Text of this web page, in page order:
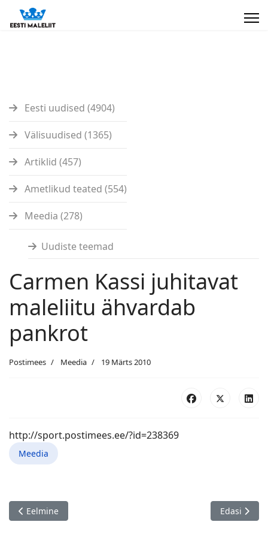
Eesti uudised (4904)
Välisuudised (1365)
Artiklid (457)
Ametlikud teated (554)
Meedia (278)
Uudiste teemad
Carmen Kassi juhitavat
maleliitu ähvardab
pankrot
Postimees Meedia 19 Märts 2010
http://sport.postimees.ee/?id=238369
Meedia
Eelmine artikkel: Ministeerium tasub maleliidu võla
Eelmine Järgmine
Edasi